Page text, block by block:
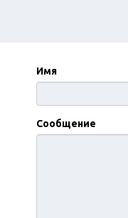
Имя
Сообщение